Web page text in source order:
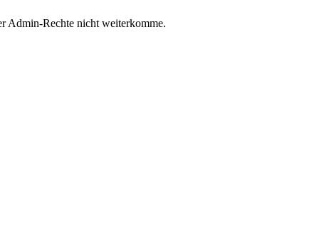
Admin-Rechte nicht weiterkomme.